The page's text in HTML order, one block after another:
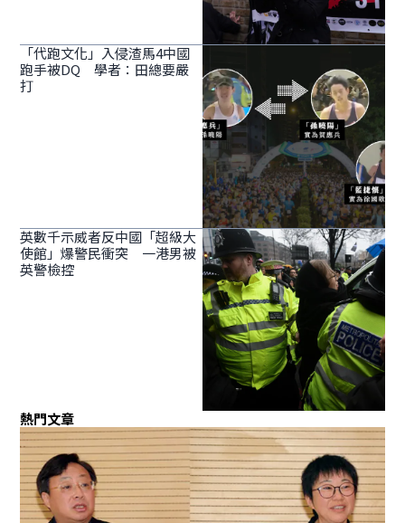
「代跑文化」入侵渣馬4中國
跑手被DQ 學者：田總要嚴
打
英數千示威者反中國「超級大
使館」爆警民衝突 一港男被
英警檢控
熱門文章